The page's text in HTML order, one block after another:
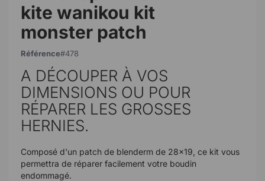
kite wanikou kit
monster patch
Référence 478
A DÉCOUPER À VOS
DIMENSIONS OU POUR
RÉPARER LES GROSSES
HERNIES.
Composé d'un patch de blenderm de 28x19, ce kit vous
permettra de réparer facilement votre boudin
endommagé.